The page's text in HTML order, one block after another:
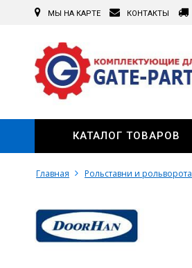
МЫ НА КАРТЕ КОНТАКТЫ
КАТАЛОГ ТОВАРОВ
Главная Рольставни и рольворота